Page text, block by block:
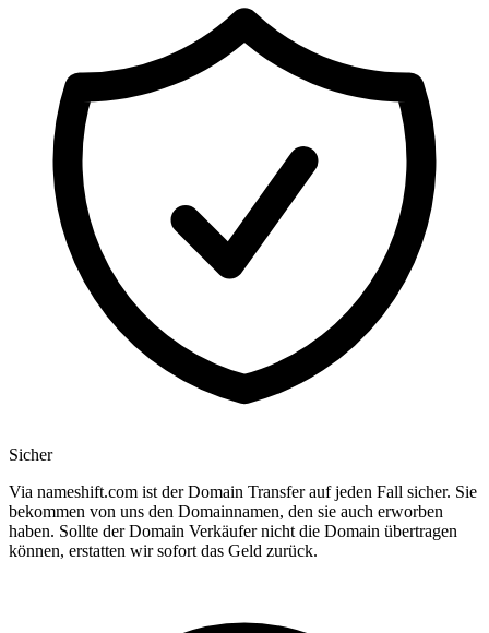
Sicher
Via nameshift.com ist der Domain Transfer auf jeden Fall sicher. Sie
bekommen von uns den Domainnamen, den sie auch erworben
haben. Sollte der Domain Verkäufer nicht die Domain übertragen
können, erstatten wir sofort das Geld zurück.